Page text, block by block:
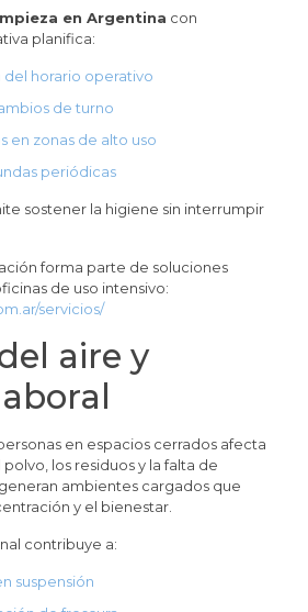
en Argentina con
planifica:
del horario operativo
de turno
en zonas de alto uso
periódicas
sostener la higiene sin interrumpir
forma parte de soluciones
de uso intensivo:
servicios/
aire y
en espacios cerrados afecta
los residuos y la falta de
ambientes cargados que
y el bienestar.
contribuye a:
suspensión